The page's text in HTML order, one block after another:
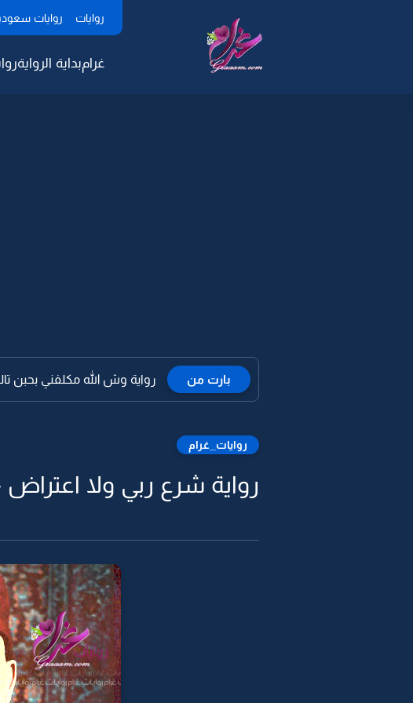
روايات روايات
غرامبداية الرواية
بارت من رواية وش الله مكلفني بحبن
روايات_غرام
رواية شرع ربي ولا اعتراض -